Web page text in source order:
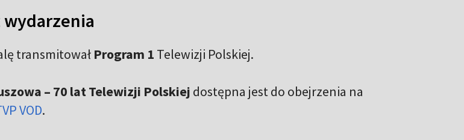
wydarzenia
transmitował Program 1 Telewizji Polskiej.
– 70 lat Telewizji Polskiej dostępna jest do obejrzenia na
VOD.